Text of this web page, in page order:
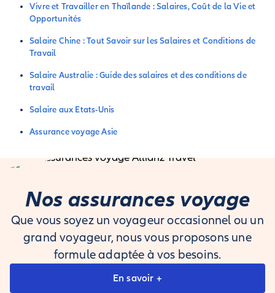
Vivre et Travailler en Thaïlande : Salaires, Coût de la Vie et
Opportunités
Salaire Chine : Tout Savoir sur les Salaires et Conditions de
Travail
Salaire Australie : Guide des salaires et des conditions de
travail
Salaire aux Etats-Unis
Assurance voyage Asie
Nos assurances voyage
Que vous soyez un voyageur occasionnel ou un
grand voyageur, nous vous proposons une
formule adaptée à vos besoins.
En savoir +